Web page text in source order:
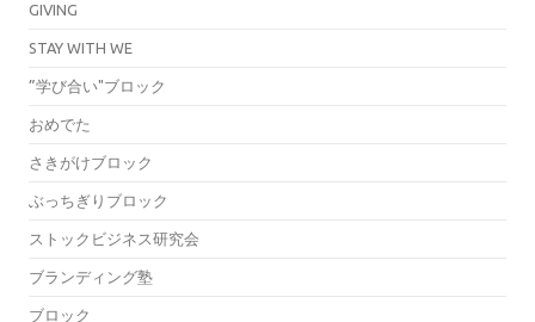
GIVING
STAY WITH WE
”学び合い"ブロック
おめでた
さきがけブロック
ぶっちぎりブロック
ストックビジネス研究会
ブランディング塾
ブロック